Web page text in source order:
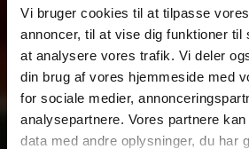
Vi bruger cookies til at tilpasse
annoncer, til at vise dig funktioner til
at analysere vores trafik. Vi deler
din brug af vores hjemmeside med
for sociale medier,
analysepartnere. Vores partnere
data med andre oplysninger, du har